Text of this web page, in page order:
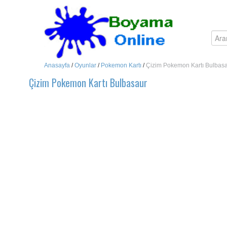
Anasayfa /Oyunlar / Pokemon Kartı /Çizim Pokemon Kartı
Çizim Pokemon Kartı Bulbasaur